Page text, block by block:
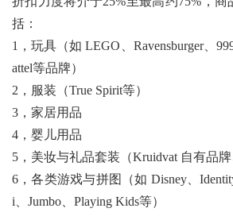
括：
1，玩具（如 LEGO、Ravensburger、
attel等品牌）
2，服装（True Spirit等）
3，家居用品
4，婴儿用品
5，美妆与礼品套装（Kruidvat 自有品牌
6，各类游戏与拼图（如 Disney、
i、Jumbo、Playing Kids等）